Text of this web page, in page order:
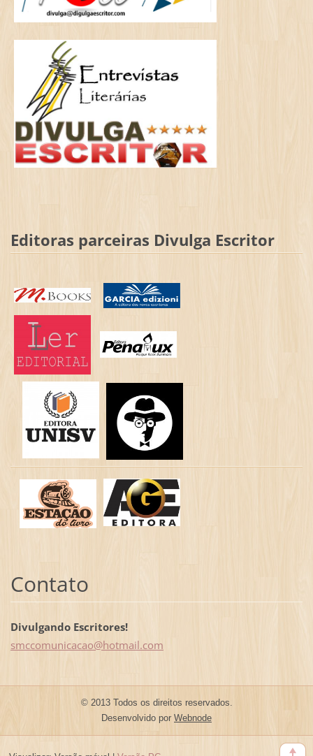
Editoras parceiras Divulga Escritor
Contato
Divulgando Escritores!
smccomunicacao@hotmail.com
© 2013 Todos os direitos reservados.
Desenvolvido por Webnode